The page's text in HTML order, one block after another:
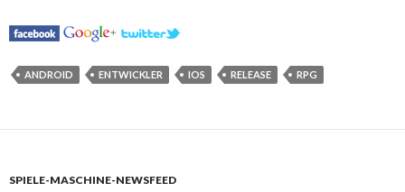
ANDROID ENTWICKLER IOS RELEASE RPG
SPIELE-MASCHINE-NEWSFEED